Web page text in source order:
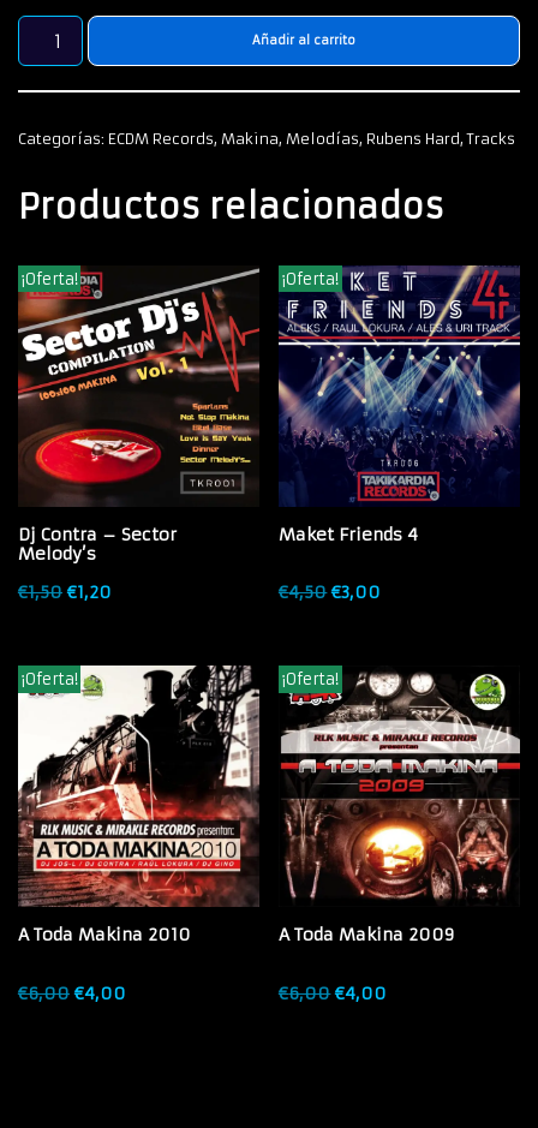
Añadir al carrito
Categorías: ECDM Records, Makina, Melodías, Rubens Hard,Tracks
Productos relacionados
¡Oferta!
Dj Contra – Sector
Melody’s
€1,50 €1,20
¡Oferta!
Maket Friends 4
€4,50 €3,00
¡Oferta!
A Toda Makina 2010
€6,00 €4,00
¡Oferta!
A Toda Makina 2009
€6,00 €4,00